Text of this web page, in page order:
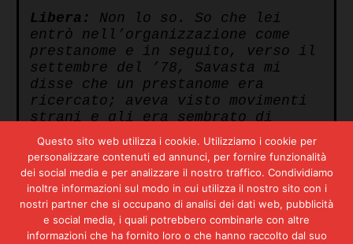
Libera:
Non lo so. So che lei
entrò nell’organizzazione come
prestanome e in seguito, verso il
settembre del ’78, Savasta mi
disse che un prestanome era
ricercato; aveva visto movimenti
strani e gli era sembrato di
essere seguito tornando dal
lavoro quando andava a casa ed
era stato fatto passare in
clandestinità. Quando vidi la
Braghetti, perché venne a
lavorare con me nella struttura,
seppi che era lei.
Questo sito web utilizza i cookie. Utilizziamo i cookie per
personalizzare contenuti ed annunci, per fornire funzionalità
dei social media e per analizzare il nostro traffico. Condividiamo
inoltre informazioni sul modo in cui utilizza il nostro sito con i
nostri partner che si occupano di analisi dei dati web, pubblicità
e social media, i quali potrebbero combinarle con altre
informazioni che ha fornito loro o che hanno raccolto dal suo